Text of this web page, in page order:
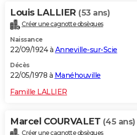
Louis LALLIER (53 ans)
Créer une cagnotte obsèques
Naissance
22/09/1924 à Anneville-sur-Scie
Décès
22/05/1978 à Manéhouville
Famille LALLIER
Marcel COURVALET (45 ans)
Créer une cagnotte obsèques